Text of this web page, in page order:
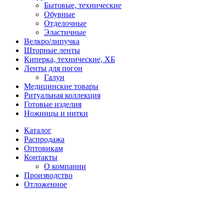
Бытовые, технические
Обувные
Отделочные
Эластичные
Велкро/липучка
Шторные ленты
Киперка, технические, ХБ
Ленты для погон
Галун
Медицинские товары
Ритуальная коллекция
Готовые изделия
Ножницы и нитки
Каталог
Распродажа
Оптовикам
Контакты
О компании
Производство
Отложенное